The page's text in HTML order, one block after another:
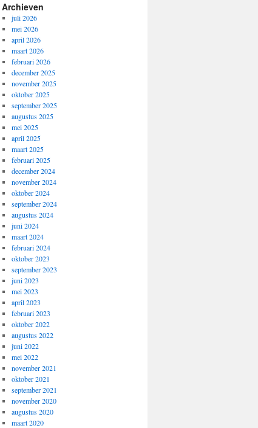
Archieven
juli 2026
mei 2026
april 2026
maart 2026
februari 2026
december 2025
november 2025
oktober 2025
september 2025
augustus 2025
mei 2025
april 2025
maart 2025
februari 2025
december 2024
november 2024
oktober 2024
september 2024
augustus 2024
juni 2024
maart 2024
februari 2024
oktober 2023
september 2023
juni 2023
mei 2023
april 2023
februari 2023
oktober 2022
augustus 2022
juni 2022
mei 2022
november 2021
oktober 2021
september 2021
november 2020
augustus 2020
maart 2020